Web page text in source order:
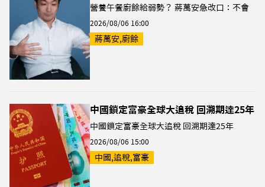
營養午餐廚餘給弱勢？ 蔣萬安急改口：不會
2026/08/06 16:00
蔣萬安,廚餘
中國鎖定富豪全球大追稅 回溯期達25年
中國鎖定富豪全球大追稅 回溯期達25年
2026/08/06 15:00
中國,追稅,富豪